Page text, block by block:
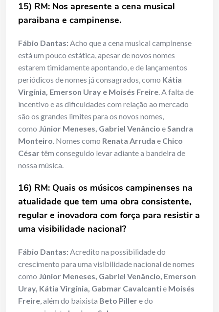
15) RM: Nos apresente a cena musical
paraibana e campinense.
Fábio Dantas:Acho que a cena musical campinense
está um pouco estática, apesar de novos nomes
estarem timidamente apontando, e de lançamentos
periódicos de nomes já consagrados, como Kátia
Virgínia, Emerson Uray e Moisés Freire. A falta de
incentivo e as dificuldades com relação ao mercado
são os grandes limites para os novos nomes,
como Júnior Meneses, Gabriel Venâncio eSandra
Monteiro. Nomes como Renata Arruda e Chico
Césartêm conseguido levar adiante a bandeira de
nossa música.
16) RM: Quais os músicos campinenses na
atualidade que tem uma obra consistente,
regular e inovadora com força para resistir a
uma visibilidade nacional?
Fábio Dantas:Acredito na possibilidade do
crescimento para uma visibilidade nacional de nomes
como Júnior Meneses, Gabriel Venâncio, Emerson
Uray, Kátia Virgínia, Gabmar Cavalcantie Moisés
Freire, além do baixista Beto Pillere do